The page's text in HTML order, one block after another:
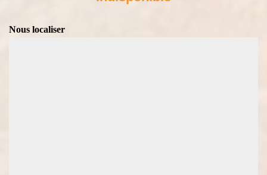
Nous localiser